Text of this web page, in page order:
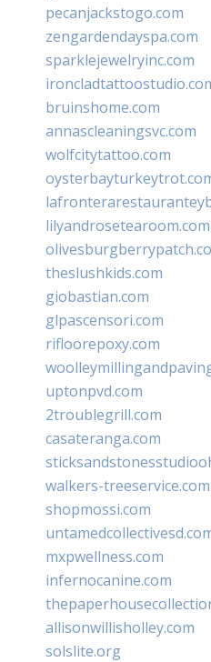
pecanjackstogo.com
zengardendayspa.com
sparklejewelryinc.com
bruinshome.com
annascleaningsvc.com
wolfcitytattoo.com
lilyandrosetearoom.com
theslushkids.com
giobastian.com
glpascensori.com
rifloorepoxy.com
uptonpvd.com
2troublegrill.com
casateranga.com
walkers-treeservice.com
shopmossi.com
mxpwellness.com
infernocanine.com
allisonwillisholley.com
solslite.org